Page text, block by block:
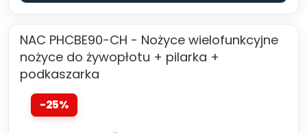
NAC PHCBE90-CH - Nożyce wielofunkcyjne
nożyce do żywopłotu + pilarka +
podkaszarka
-25%